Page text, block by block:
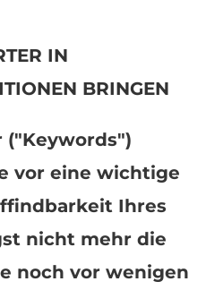
IN
BRINGEN
("Keywords")
vor eine wichtige
Ihres
nicht mehr die
noch vor wenigen